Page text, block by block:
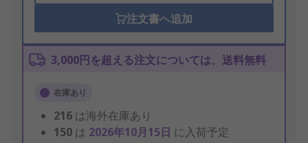
注文書へ追加
3,000円を超える注文については、送料無料
在庫あり
216 は海外在庫あり
150 は 2026年10月15日 に入荷予定